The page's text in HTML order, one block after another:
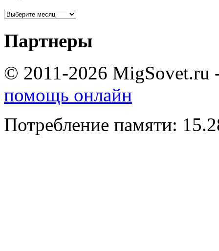
Партнеры
© 2011-2026 MigSovet.ru
помощь онлайн
Потребление памяти: